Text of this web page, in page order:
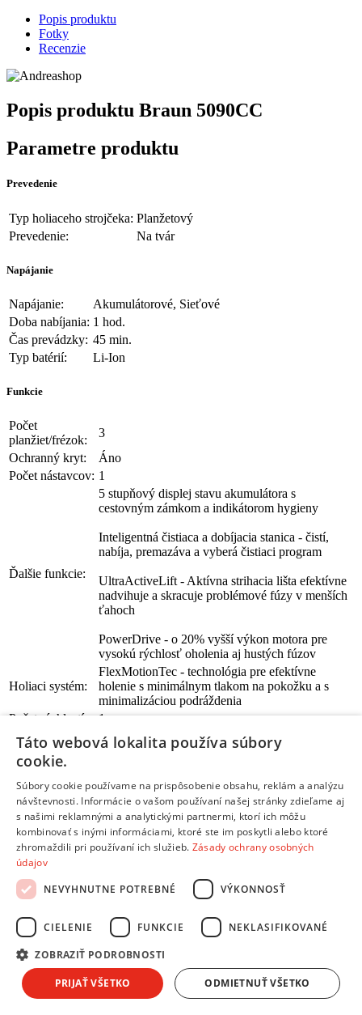
Popis produktu
Fotky
Recenzie
Popis produktu Braun 5090CC
Parametre produktu
Prevedenie
Typ holiaceho strojčeka: Planžetový
Prevedenie:
Na tvár
Napájanie
Napájanie:
Akumulátorové, Sieťové
Doba nabíjania: 1 hod.
Čas prevádzky: 45 min.
Typ batérií:
Li-Ion
Funkcie
Počet
planžiet/frézok:
3
Ochranný kryt:
Áno
Počet nástavcov: 1
Ďalšie funkcie:
5 stupňový displej stavu akumulátora s
cestovným zámkom a indikátorom hygieny
Inteligentná čistiaca a dobíjacia stanica - čistí,
nabíja, premazáva a vyberá čistiaci program
UltraActiveLift - Aktívna strihacia lišta efektívne
nadvihuje a skracuje problémové fúzy v menších
ťahoch
PowerDrive - o 20% vyšší výkon motora pre
vysokú rýchlosť oholenia aj hustých fúzov
Holiaci systém:
FlexMotionTec - technológia pre efektívne
holenie s minimálnym tlakom na pokožku a s
minimalizáciou podráždenia
Počet rýchlostí:
1
Počet stupňov
zastrihávania:
1
Rýchlonabíjanie:
cestovným zámkom a indikátorom hygieny
Inteligentná čistiaca a dobíjacia stanica - čistí,
nabíja, premazáva a vyberá čistiaci program
UltraActiveLift - Aktívna strihacia lišta efektívne
ťahoch
PowerDrive - o 20% vyšší výkon motora pre
vysokú rýchlosť oholenia aj hustých fúzov
Nastavenie
dĺžky:
holenie s minimálnym tlakom na pokožku a s
minimalizáciou podráždenia mm
Holenie tváre:
Táto webová lokalita používa súbory
cookie.
Súbory cookie používame na prispôsobenie obsahu, reklám a analýzu
návštevnosti. Informácie o vašom používaní našej stránky zdieľame aj
s našimi reklamnými a analytickými partnermi, ktorí ich môžu
kombinovať s inými informáciami, ktoré ste im poskytli alebo ktoré
zhromaždili pri používaní ich služieb. Zásady ochrany osobných
údajov
NEVYHNUTNE POTREBNÉ
VÝKONNOSŤ
CIELENIE FUNKCIE NEKLASIFIKOVANÉ
ZOBRAZIŤ PODROBNOSTI
PRIJAŤ VŠETKO ODMIETNUŤ VŠETKO